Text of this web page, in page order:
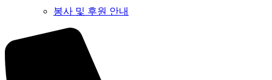
봉사 및 후원 안내